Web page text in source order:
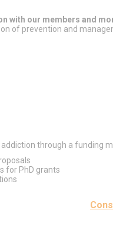
with our members and
of prevention and
through a funding
for PhD grants